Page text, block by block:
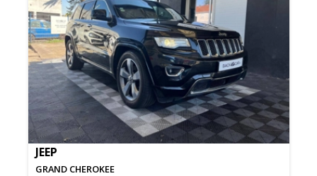
JEEP
GRAND CHEROKEE